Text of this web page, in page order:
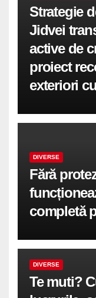
Strategie
Jidvei
active de
proiect
exteriori
DIVERSE
Fără
completă
DIVERSE
Te muti?